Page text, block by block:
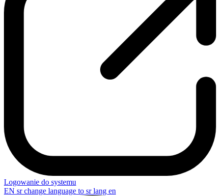
Logowanie do systemu
EN sr change language to sr lang en